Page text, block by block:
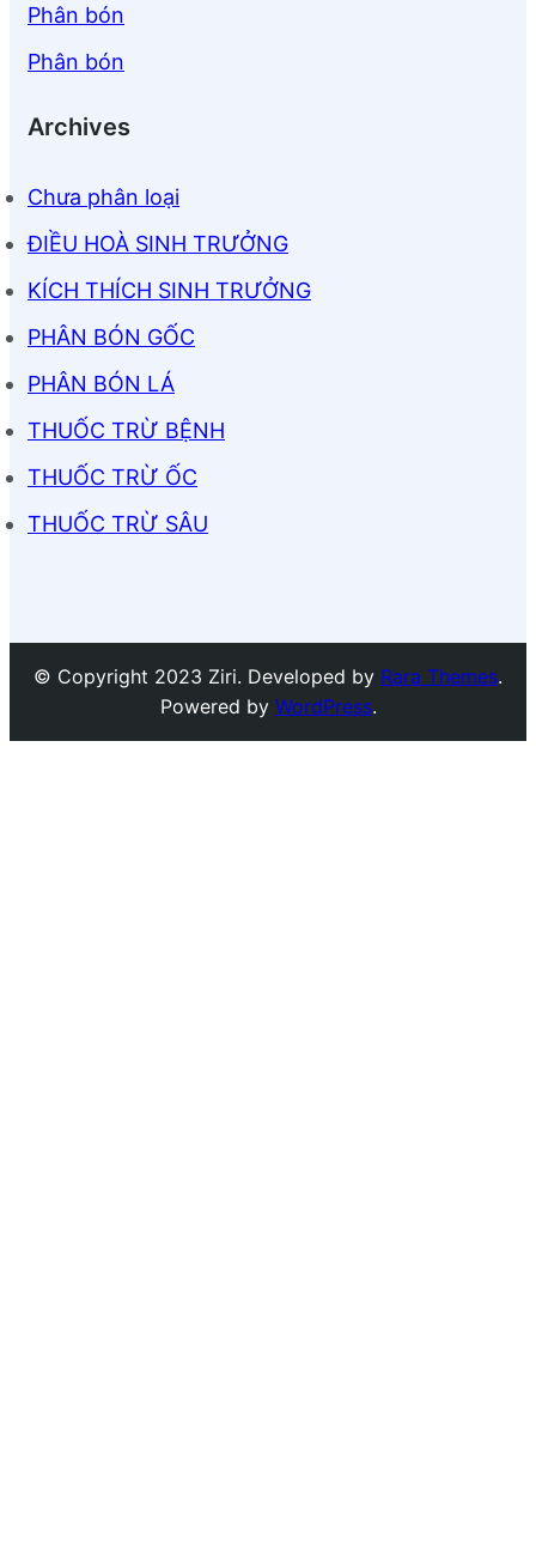
Phân bón
Phân bón
Archives
Chưa phân loại
ĐIỀU HOÀ SINH TRƯỞNG
KÍCH THÍCH SINH TRƯỞNG
PHÂN BÓN GỐC
PHÂN BÓN LÁ
THUỐC TRỪ BỆNH
THUỐC TRỪ ỐC
THUỐC TRỪ SÂU
© Copyright 2023 Ziri. Developed by Rara Themes.
Powered by WordPress.